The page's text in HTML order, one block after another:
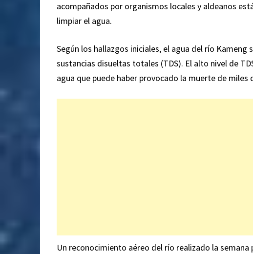
acompañados por organismos locales y aldeanos
limpiar el agua.
Según los hallazgos iniciales, el agua del río
sustancias disueltas totales (TDS). El alto nivel de
agua que puede haber provocado la muerte de miles
Un reconocimiento aéreo del río realizado la